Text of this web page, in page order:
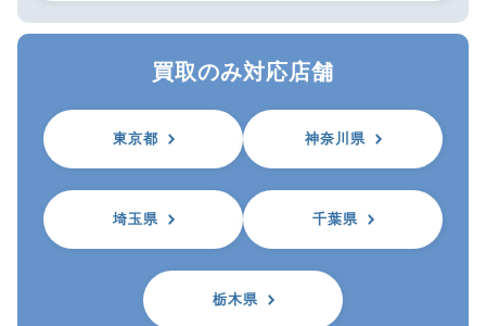
買取のみ対応店舗
東京都 神奈川県
埼玉県 千葉県
栃木県